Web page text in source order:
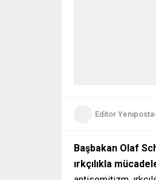
Editor Yeniposta
Başbakan Olaf
ırkçılıkla